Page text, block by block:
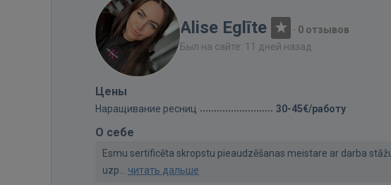
Alise Eglīte · 0 отзывов
Был на сайте: 11 дней назад
Цены
Наращивание ресниц 30-45€/работу
О себе
Esmu sertificēta skropstu pieaudzēšanas meistare ar darba
uzp... читать дальше